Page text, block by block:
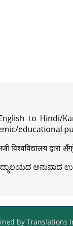
to Hindi/
educational
विश्वविद्यालय
ಅನುವಾದ
by Translations